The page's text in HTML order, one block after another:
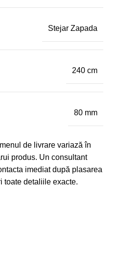
Stejar Zapada
240 cm
80 mm
de livrare variază în
produs. Un consultant
imediat după plasarea
toate detaliile exacte.